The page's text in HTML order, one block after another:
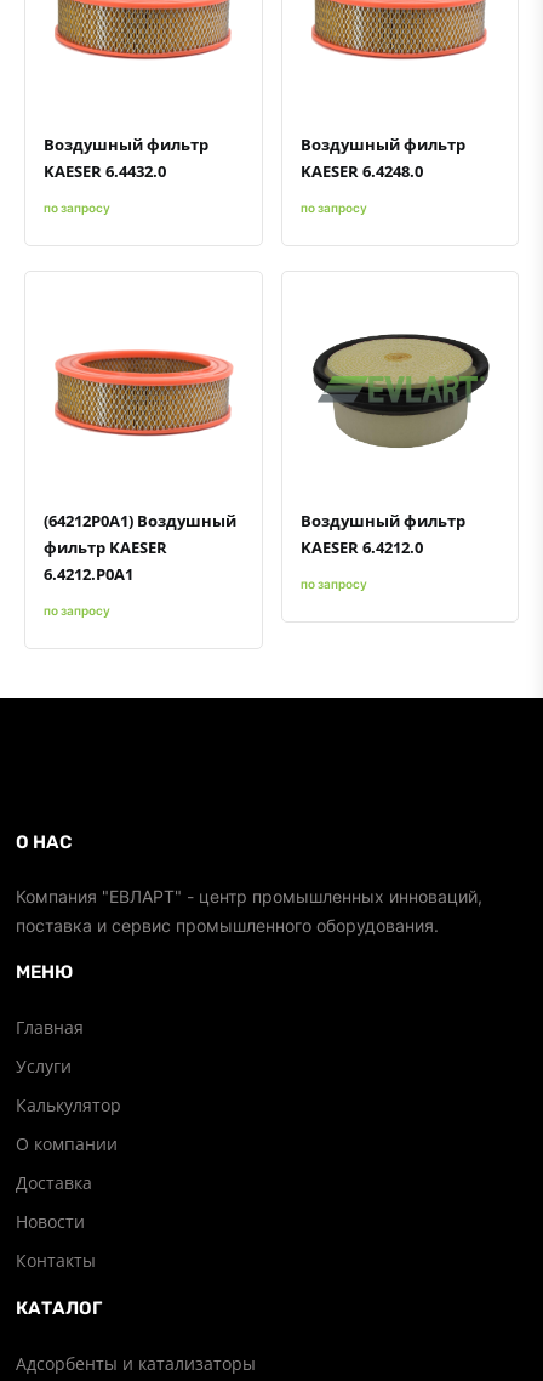
Быстрый просмотрДобавить к сравнению
Добавить в избранное
Воздушный фильтр
KAESER 6.4432.0
по запросу
Быстрый просмотрДобавить к сравнению
Добавить в избранное
Воздушный фильтр
KAESER 6.4248.0
по запросу
Быстрый просмотрДобавить к сравнению
Добавить в избранное
(64212P0A1) Воздушный
фильтр KAESER
6.4212.P0A1
по запросу
Быстрый просмотрДобавить к сравнению
Добавить в избранное
Воздушный фильтр
KAESER 6.4212.0
по запросу
О НАС
Компания "ЕВЛАРТ" - центр промышленных инноваций,
поставка и сервис промышленного оборудования.
МЕНЮ
Главная
Услуги
Калькулятор
О компании
Доставка
Новости
Контакты
КАТАЛОГ
Адсорбенты и катализаторы